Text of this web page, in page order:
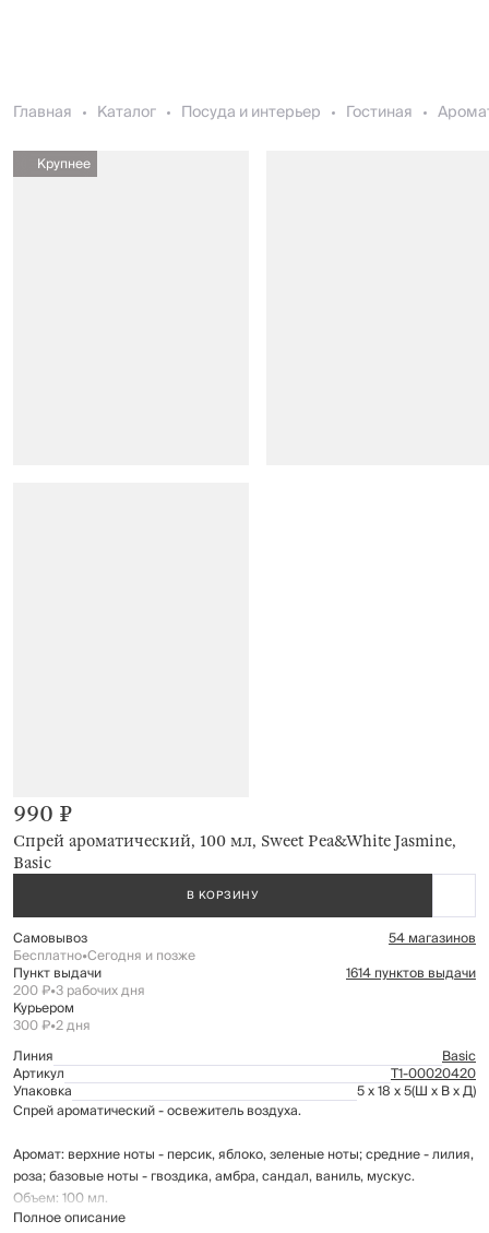
Главная Каталог Посуда и интерьер Гостиная
Крупнее
Спрей ароматический, 100 мл, Sweet Pea&White Jasmine,
Basic
990 ₽
В КОРЗИНУ
Самовывоз 54 магазинов
Бесплатно•Сегодня и позже
Пункт выдачи 1614 пунктов выдачи
200 ₽•3 рабочих дня
Курьером
300 ₽•2 дня
Линия
Basic
Артикул Т1-00020420
Упаковка 5 x 18 x 5(Ш x В x Д)
Спрей ароматический - освежитель воздуха.
Аромат: верхние ноты - персик, яблоко, зеленые ноты; средние - лилия,
роза; базовые ноты - гвоздика, амбра, сандал, ваниль, мускус.
Объем: 100 мл.
Материал: стекло, пластик, ароматическая жидкость.
Полное описание